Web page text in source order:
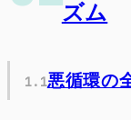
ズム
悪循環の